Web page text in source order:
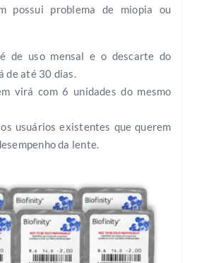
possui problema de miopia ou
de uso mensal e o descarte do
de até 30 dias.
virá com 6 unidades do mesmo
usuários existentes que querem
da lente.